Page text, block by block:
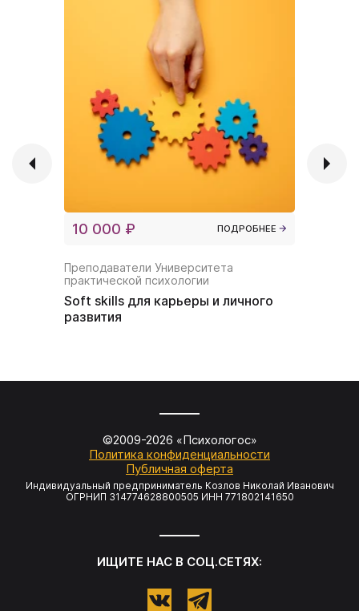
10 000 ₽ ПОДРОБНЕЕ
Преподаватели Университета
практической психологии
Soft skills для карьеры и личного
развития
©2009-2026 «Психологос»
Политика конфиденциальности
Публичная оферта
Индивидуальный предприниматель Козлов Николай Иванович
ОГРНИП 314774628800505 ИНН 771802141650
ИЩИТЕ НАС В СОЦ.СЕТЯХ: